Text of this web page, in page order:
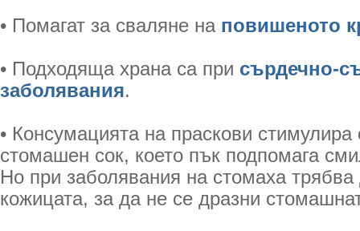
• Помагат за сваляне на повишеното
• Подходяща храна са при сърдечно-
заболявания.
• Консумацията на праскови стимулира
стомашен сок, което пък подпомага
Но при заболявания на стомаха
кожицата, за да не се дразни